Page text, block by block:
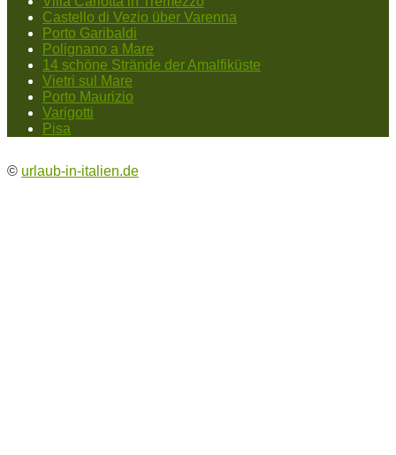
Castello di Vezio über Varenna
Porto Garibaldi
Polignano a Mare
14 schöne Strände der Amalfiküste
Vietri sul Mare
Porto Maurizio
Varigotti
Pisa
© urlaub-in-italien.de